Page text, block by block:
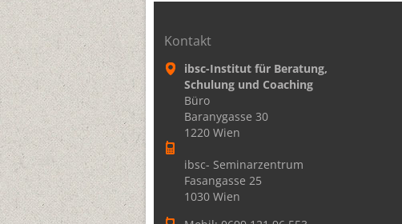
Kontakt
ibsc-Institut für Beratung,
Schulung und Coaching
Büro
Baranygasse 30
1220 Wien
ibsc- Seminarzentrum
Fasangasse 25
1030 Wien